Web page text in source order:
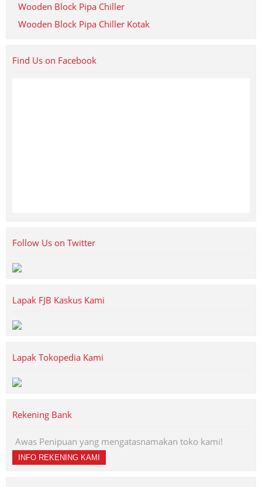
Wooden Block Pipa Chiller
Wooden Block Pipa Chiller Kotak
Find Us on Facebook
Follow Us on Twitter
Lapak FJB Kaskus Kami
Lapak Tokopedia Kami
Rekening Bank
Awas Penipuan yang mengatasnamakan toko kami!
INFO REKENING KAMI